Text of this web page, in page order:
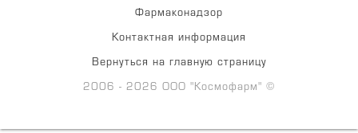
Фармаконадзор
Контактная информация
Вернуться на главную страницу
2006 - 2026 ООО "Космофарм" ©